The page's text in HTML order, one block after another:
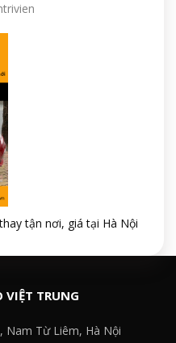
tận nơi, giá tại Hà Nội
VIỆT TRUNG
Nam Từ Liêm, Hà Nội